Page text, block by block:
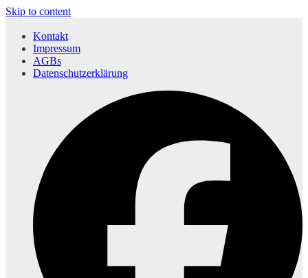
Skip to content
Kontakt
Impressum
AGBs
Datenschutzerklärung